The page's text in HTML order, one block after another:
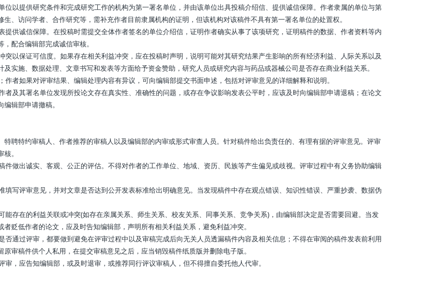
以提供研究条件和完成研究工作的机构为第一署名单位，并由该单位出具投稿介绍信、提供诚信保障。作者隶属的单位与第
、访问学者、合作研究等，需补充作者目前隶属机构的证明，但该机构对该稿件不具有第一署名单位的处置权。
诚信保障。在投稿时需提交全体作者签名的单位介绍信，证明作者确实从事了该项研究，证明稿件的数据、作者资料等内
配合编辑部完成诚信审核。
保证可信度。如果存在相关利益冲突，应在投稿时声明，说明可能对其研究结果产生影响的所有经济利益、人际关系以及
实施、数据处理、文章书写和发表等方面给予资金赞助，研究人员或研究内容与药品或器械公司是否存在商业利益关系。
如果对评审结果、编辑处理内容有异议，可向编辑部提交书面申述，包括对评审意见的详细解释和说明。
其署名单位发现所投论文存在真实性、准确性的问题，或存在争议影响发表公平时，应该及时向编辑部申请退稿；在论文
辑部申请撤稿。
聘特约审稿人、作者推荐的审稿人以及编辑部的内审或形式审查人员。针对稿件给出负责任的、有理有据的评审意见。评审
。
做出诚实、客观、公正的评估。不得对作者的工作单位、地域、资历、民族等产生偏见或歧视。评审过程中有义务协助编辑
评审意见，并对文章是否达到公开发表标准给出明确意见。当发现稿件中存在观点错误、知识性错误、严重抄袭、数据伪
在的利益关联或冲突(如存在亲属关系、师生关系、校友关系、同事关系、竞争关系)，由编辑部决定是否需要回避。当发
贬低作者的论文，应及时告知编辑部，声明所有相关利益关系，避免利益冲突。
过评审，都要做到避免在评审过程中以及审稿完成后向无关人员透漏稿件内容及相关信息；不得在审阅的稿件发表前利用
审稿件供个人私用，在提交审稿意见之后，应当销毁稿件纸质版并删除电子版。
应告知编辑部，或及时退审，或推荐同行评议审稿人，但不得擅自委托他人代审。